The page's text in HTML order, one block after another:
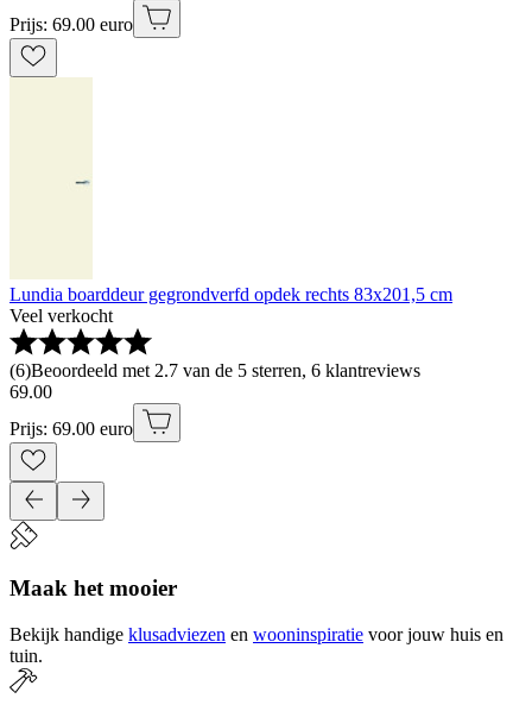
Prijs: 69.00 euro
Lundia boarddeur gegrondverfd opdek rechts 83x201,5 cm
Veel verkocht
(6)Beoordeeld met 2.7 van de 5 sterren, 6 klantreviews
69.00
Prijs: 69.00 euro
Maak het mooier
Bekijk handige klusadviezen en wooninspiratie voor jouw huis en
tuin.